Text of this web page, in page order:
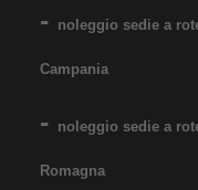
maggiori
COSTO
da
noleggio sedie a
Campania
noleggio sedie a
Romagna